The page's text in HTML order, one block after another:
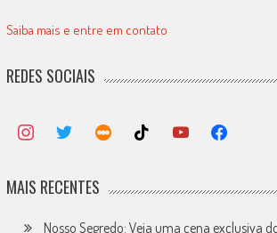
Saiba mais e entre em contato
REDES SOCIAIS
MAIS RECENTES
Nosso Segredo: Veja uma cena exclusiva